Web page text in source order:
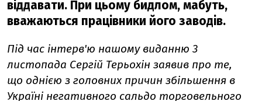
віддавати. При цьому бидлом, мабуть,
вважаються працівники його заводів.
Під час інтерв'ю нашому виданню 3
листопада Сергій Терьохін заявив про те,
що однією з головних причин збільшення в
Україні негативного сальдо торговельного